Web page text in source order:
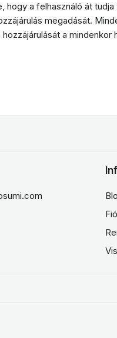
hogy a felhasználó át
megadását.
a mindenkor